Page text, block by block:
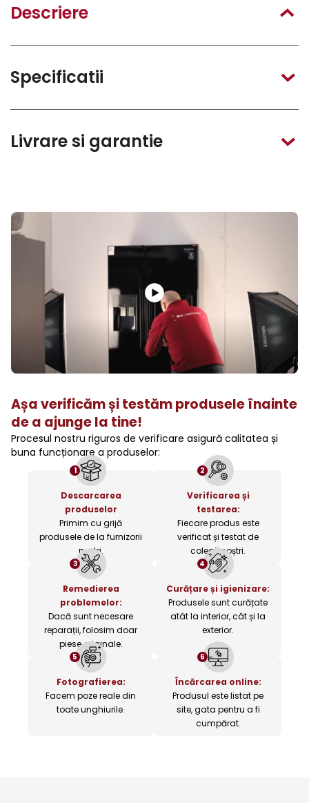
Descriere
Specificatii
Livrare si garantie
Așa verificăm și testăm produsele înainte
de a ajunge la tine!
Procesul nostru riguros de verificare asigură calitatea și
buna funcționare a produselor:
1
Descarcarea
produselor
Primim cu grijă
produsele de la furnizorii
noștri.
2
Verificarea și
testarea:
Fiecare produs este
verificat și testat de
colegii noștri.
3
Remedierea
problemelor:
Dacă sunt necesare
reparații, folosim doar
piese originale.
4
Curățare și igienizare:
Produsele sunt curățate
atât la interior, cât și la
exterior.
5
Fotografierea:
Facem poze reale din
toate unghiurile.
6
Încărcarea online:
Produsul este listat pe
site, gata pentru a fi
cumpărat.